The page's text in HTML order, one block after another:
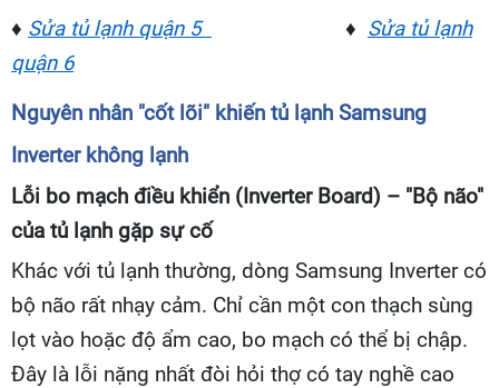
♦ Sửa tủ lạnh quận 5 ♦ Sửa tủ lạnh
quận 6
Nguyên nhân "cốt lõi" khiến tủ lạnh Samsung
Inverter không lạnh
Lỗi bo mạch điều khiển (Inverter Board) – "Bộ não"
của tủ lạnh gặp sự cố
Khác với tủ lạnh thường, dòng Samsung Inverter có
bộ não rất nhạy cảm. Chỉ cần một con thạch sùng
lọt vào hoặc độ ẩm cao, bo mạch có thể bị chập.
Đây là lỗi nặng nhất đòi hỏi thợ có tay nghề cao